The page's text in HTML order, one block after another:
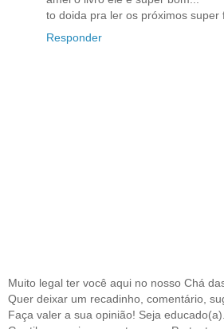
to doida pra ler os próximos super
Responder
Muito legal ter você aqui no nosso Chá
Quer deixar um recadinho, comentário,
Faça valer a sua opinião! Seja educado(a).